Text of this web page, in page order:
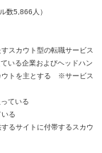
数5,866人）
スカウト型の転職サービス
いる企業およびヘッドハン
ウトを主とする ※サービス
っている
る
るサイトに付帯するスカウ